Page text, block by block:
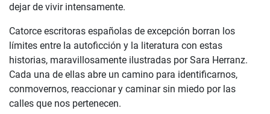
dejar de vivir intensamente.
Catorce escritoras españolas de excepción borran los
límites entre la autoficción y la literatura con estas
historias, maravillosamente ilustradas por Sara Herranz.
Cada una de ellas abre un camino para identificarnos,
conmovernos, reaccionar y caminar sin miedo por las
calles que nos pertenecen.